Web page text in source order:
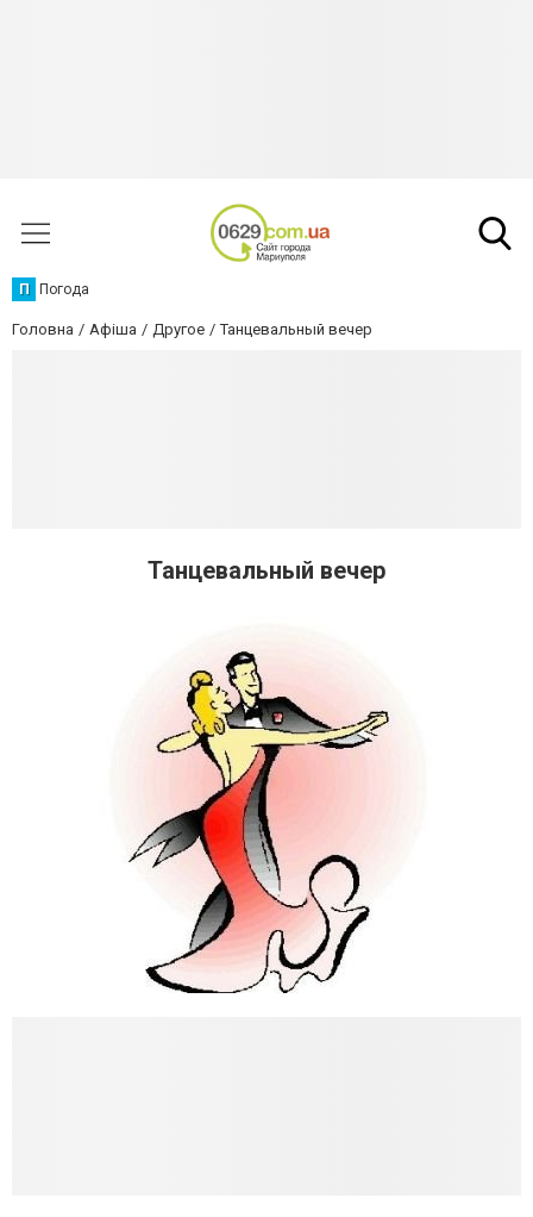
П Погода
Головна Афіша Другое Танцевальный вечер
Танцевальный вечер